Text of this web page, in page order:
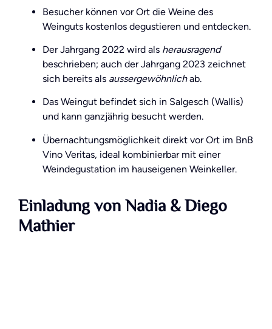
Besucher können vor Ort die Weine des
Weinguts kostenlos degustieren und entdecken.
Der Jahrgang 2022 wird als herausragend
beschrieben; auch der Jahrgang 2023 zeichnet
sich bereits als aussergewöhnlichab.
Das Weingut befindet sich in Salgesch (Wallis)
und kann ganzjährig besucht werden.
Übernachtungsmöglichkeit direkt vor Ort im BnB
Vino Veritas, ideal kombinierbar mit einer
Weindegustation im hauseigenen Weinkeller.
Einladung von Nadia & Diego
Mathier